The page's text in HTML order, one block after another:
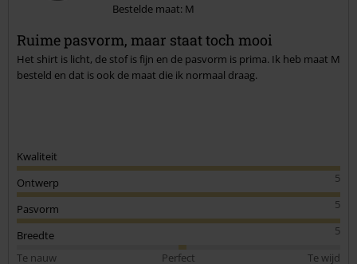
Commentaar versturen
Bestelde maat: M
Ruime pasvorm, maar staat toch mooi
Het shirt is licht, de stof is fijn en de pasvorm is prima. Ik heb maat M
besteld en dat is ook de maat die ik normaal draag.
Kwaliteit
5
Ontwerp
5
Pasvorm
5
Breedte
Te nauw
Perfect
Te wijd